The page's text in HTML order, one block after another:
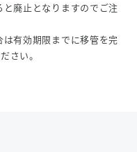
廃止となりますのでご注
有効期限までに移管を完
さい。